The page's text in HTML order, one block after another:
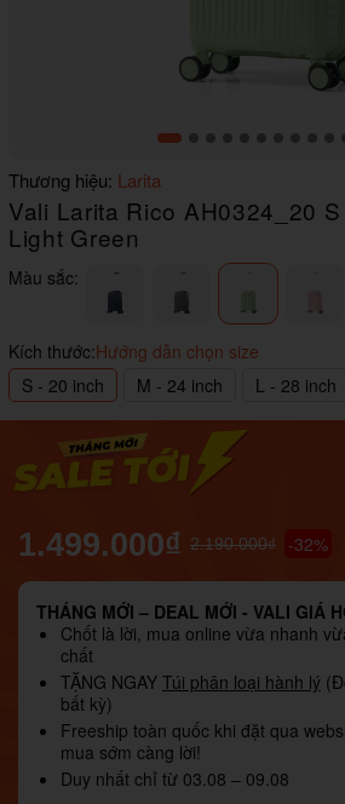
Item
1
of
13
Thương hiệu: Larita
Vali Larita Rico AH0324_20 S
Light Green
Màu sắc:
Kích thước:Hướng dẫn chọn size
S - 20 inch
M - 24 inch L - 28 inch
1.499.000₫ 2.190.000₫ -32%
THÁNG MỚI – DEAL MỚI - VALI GIÁ
Chốt là lời, mua online vừa nhanh
chất
TẶNG NGAY Túi phân loại hành lý
bất kỳ)
Freeship toàn quốc khi đặt qua
mua sớm càng lời!
Duy nhất chỉ từ 03.08 – 09.08